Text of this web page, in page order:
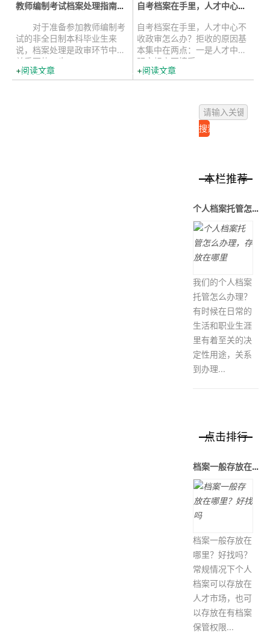
教师编制考试档案处理指南：非全日...
对于准备参加教师编制考
试的非全日制本科毕业生来
说，档案处理是政审环节中至
关重要的一步...
阅读文章
自考档案在手里，人才中心不收政审...
自考档案在手里，人才中心不
收政审怎么办？拒收的原因基
本集中在两点：一是人才中心
明文规定不接受...
阅读文章
本栏推荐
个人档案托管怎么办理，存放在哪里
我们的个人档案
托管怎么办理？
有时候在日常的
生活和职业生涯
里有着至关的决
定性用途，关系
到办理...
点击排行
档案一般存放在哪里？好找吗
档案一般存放在
哪里？好找吗？
常规情况下个人
档案可以存放在
人才市场，也可
以存放在有档案
保管权限...